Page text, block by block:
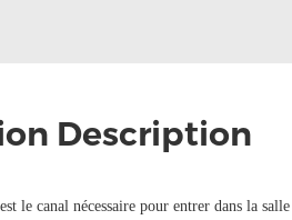
Description
le canal nécessaire pour entrer dans la